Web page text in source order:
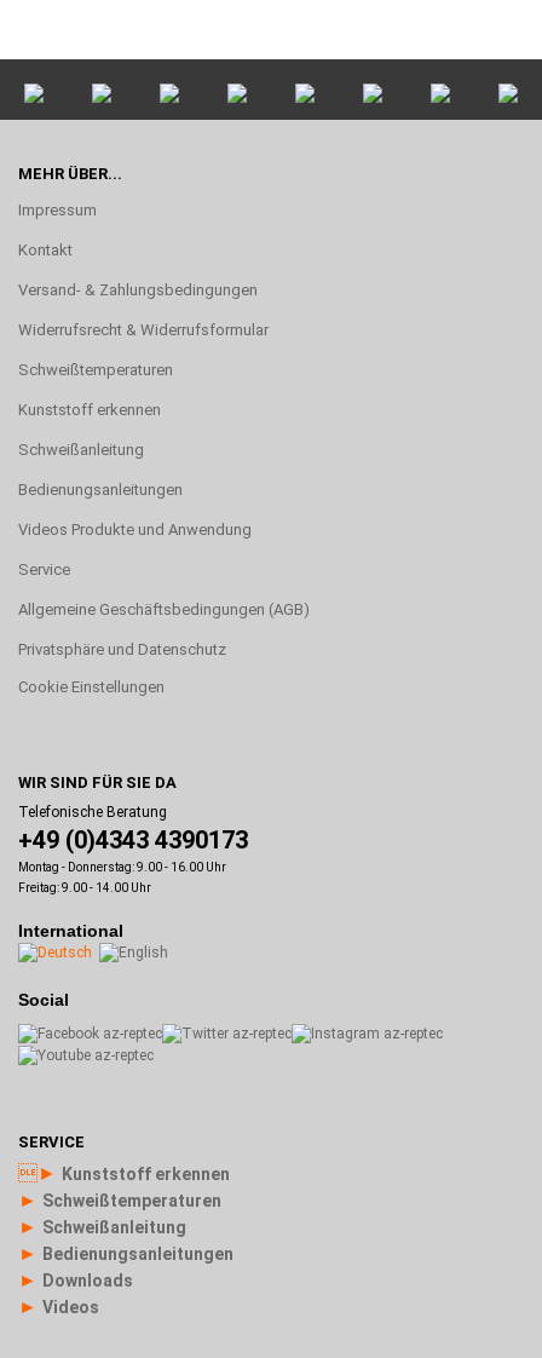
MEHR ÜBER...
Impressum
Kontakt
Versand- & Zahlungsbedingungen
Widerrufsrecht & Widerrufsformular
Schweißtemperaturen
Kunststoff erkennen
Schweißanleitung
Bedienungsanleitungen
Videos Produkte und Anwendung
Service
Allgemeine Geschäftsbedingungen (AGB)
Privatsphäre und Datenschutz
Cookie Einstellungen
WIR SIND FÜR SIE DA
Telefonische Beratung
+49 (0)4343 4390173
Montag - Donnerstag: 9.00 - 16.00 Uhr
Freitag: 9.00 - 14.00 Uhr
International
Social
SERVICE
► Kunststoff erkennen
► Schweißtemperaturen
► Schweißanleitung
► Bedienungsanleitungen
► Downloads
► Videos